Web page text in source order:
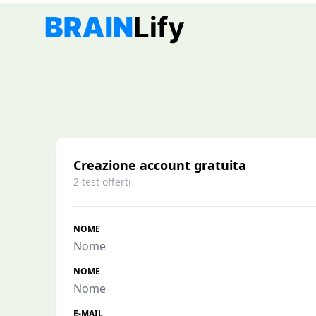
Creazione account gratuita
2 test offerti
NOME
NOME
E-MAIL